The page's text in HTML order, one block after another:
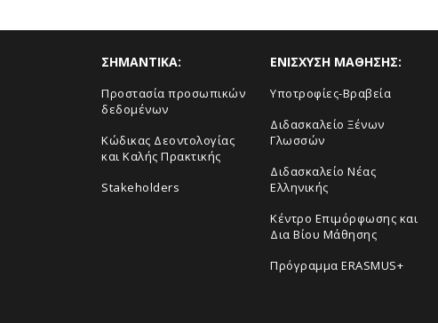
ΣHMANTIKA:
Προστασία προσωπικών
δεδομένων
Κώδικας Δεοντολογίας
και Καλής Πρακτικής
Stakeholders
ΕΝΙΣΧΥΣΗ ΜΑΘΗΣΗΣ:
Yποτροφίες-Βραβεία
Διδασκαλείο Ξένων
Γλωσσών
Διδασκαλείο Νέας
Ελληνικής
Κέντρο Επιμόρφωσης και
Δια Βίου Μάθησης
Πρόγραμμα ERASMUS+